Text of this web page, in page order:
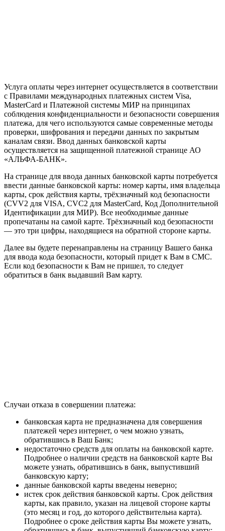
Услуга оплаты через интернет осуществляется в соответствии
с Правилами международных платежных систем Visa,
MasterCard и Платежной системы МИР на принципах
соблюдения конфиденциальности и безопасности совершения
платежа, для чего используются самые современные методы
проверки, шифрования и передачи данных по закрытым
каналам связи. Ввод данных банковской карты
осуществляется на защищенной платежной странице АО
«АЛЬФА-БАНК».
На странице для ввода данных банковской карты потребуется
ввести данные банковской карты: номер карты, имя владельца
карты, срок действия карты, трёхзначный код безопасности
(CVV2 для VISA, CVC2 для MasterCard, Код Дополнительной
Идентификации для МИР). Все необходимые данные
пропечатаны на самой карте. Трёхзначный код безопасности
— это три цифры, находящиеся на обратной стороне карты.
Далее вы будете перенаправлены на страницу Вашего банка
для ввода кода безопасности, который придет к Вам в СМС.
Если код безопасности к Вам не пришел, то следует
обратиться в банк выдавший Вам карту.
Случаи отказа в совершении платежа:
банковская карта не предназначена для совершения
платежей через интернет, о чем можно узнать,
обратившись в Ваш Банк;
недостаточно средств для оплаты на банковской карте.
Подробнее о наличии средств на банковской карте Вы
можете узнать, обратившись в банк, выпустивший
банковскую карту;
данные банковской карты введены неверно;
истек срок действия банковской карты. Срок действия
карты, как правило, указан на лицевой стороне карты
(это месяц и год, до которого действительна карта).
Подробнее о сроке действия карты Вы можете узнать,